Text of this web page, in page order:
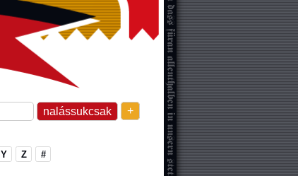
+
Y Z #